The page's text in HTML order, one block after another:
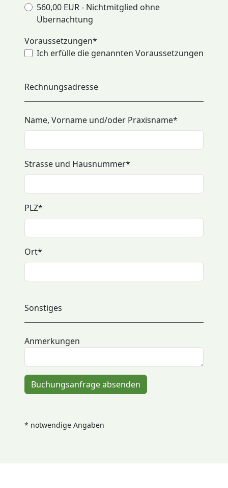
560,00 EUR - Nichtmitglied ohne
Übernachtung
Voraussetzungen*
Ich erfülle die genannten Voraussetzungen
Rechnungsadresse
Name, Vorname und/oder Praxisname*
Strasse und Hausnummer*
PLZ*
Ort*
Sonstiges
Anmerkungen
Buchungsanfrage absenden
* notwendige Angaben